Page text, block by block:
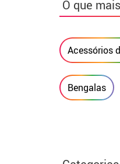
O que
Acessórios
Bengalas